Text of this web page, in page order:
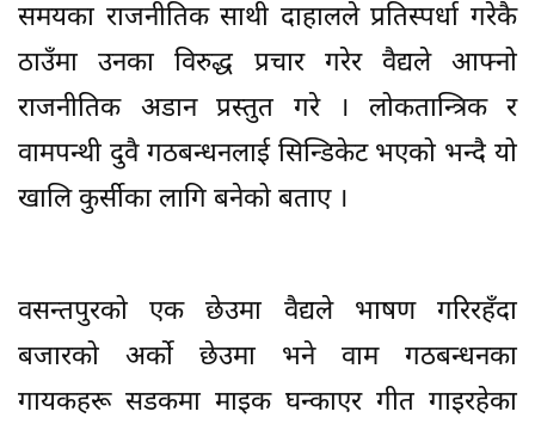
समयका राजनीतिक साथी दाहालले प्रतिस्पर्धा गरेकै
ठाउँमा उनका विरुद्ध प्रचार गरेर वैद्यले आफ्नो
राजनीतिक अडान प्रस्तुत गरे । लोकतान्त्रिक र
वामपन्थी दुवै गठबन्धनलाई सिन्डिकेट भएको भन्दै यो
खालि कुर्सीका लागि बनेको बताए ।
वसन्तपुरको एक छेउमा वैद्यले भाषण गरिरहँदा
बजारको अर्को छेउमा भने वाम गठबन्धनका
गायकहरू सडकमा माइक घन्काएर गीत गाइरहेका